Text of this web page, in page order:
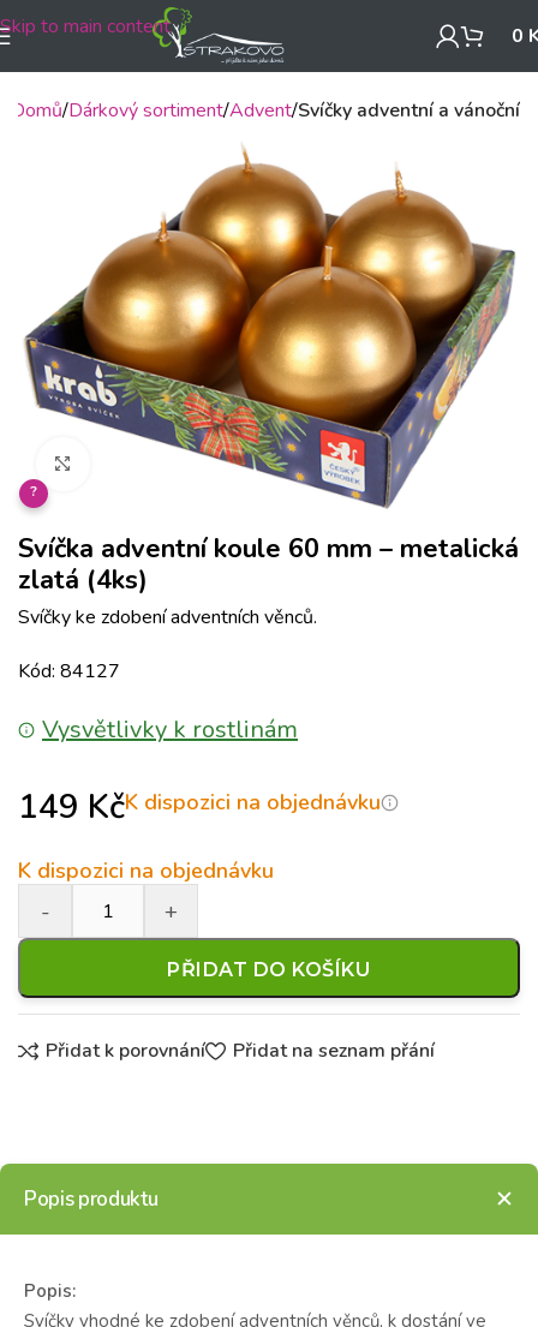
Skip to main content 0
Domů Dárkový sortiment Advent Svíčky adventní a vánoční
Klikněte pro zvětšení
?
Svíčka adventní koule 60 mm – metalická
zlatá (4ks)
Svíčky ke zdobení adventních věnců.
Kód: 84127
Vysvětlivky k rostlinám
149 KčK dispozici na objednávku
K dispozici na objednávku
PŘIDAT DO KOŠÍKU
Přidat k porovnání Přidat na seznam přání
Popis produktu
Popis:
Svíčky vhodné ke zdobení adventních věnců, k dostání ve